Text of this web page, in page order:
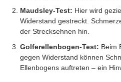
Maudsley-Test: Hier wird
Widerstand gestreckt.
der Strecksehnen hin.
Golferellenbogen-Test: Beim
gegen Widerstand können
Ellenbogens auftreten – ein